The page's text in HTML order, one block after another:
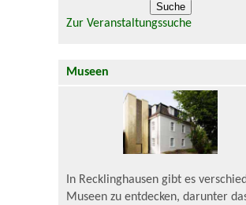
Zur Veranstaltungssuche
Museen
In Recklinghausen gibt es
Museen zu entdecken, darunter